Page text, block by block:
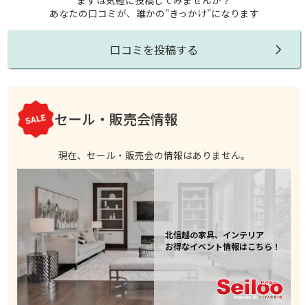
あなたの口コミが、誰かの"きっかけ"になります
口コミを投稿する
セール・販売会情報
現在、セール・販売会の情報はありません。
北信越の家具、インテリア
お得なイベント情報はこちら！